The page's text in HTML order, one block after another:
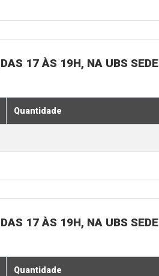
17 ÀS 19H, NA UBS SEDE
Quantidade
17 ÀS 19H, NA UBS SEDE
Quantidade